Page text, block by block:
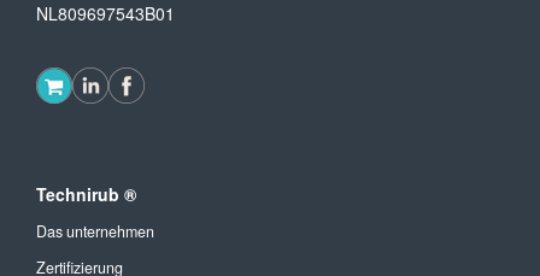
NL809697543B01
Technirub ®
Das unternehmen
Zertifizierung